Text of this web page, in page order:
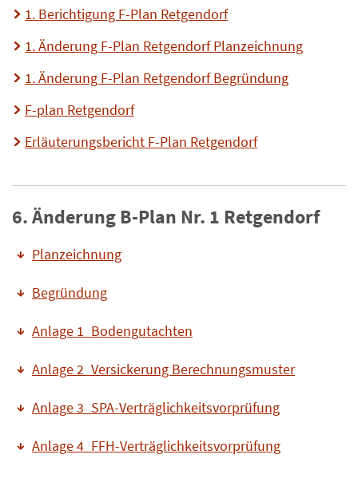
1. Berichtigung F-Plan Retgendorf
1. Änderung F-Plan Retgendorf Planzeichnung
1. Änderung F-Plan Retgendorf Begründung
F-plan Retgendorf
Erläuterungsbericht F-Plan Retgendorf
6. Änderung B-Plan Nr. 1 Retgendorf
Planzeichnung
Begründung
Anlage 1_Bodengutachten
Anlage 2_Versickerung Berechnungsmuster
Anlage 3_SPA-Verträglichkeitsvorprüfung
Anlage 4_FFH-Verträglichkeitsvorprüfung